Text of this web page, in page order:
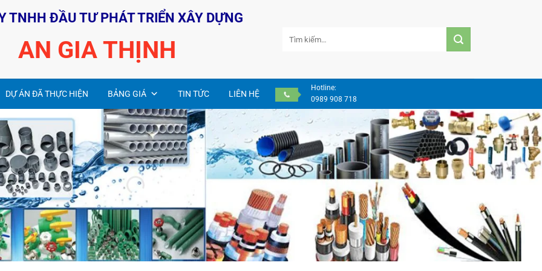
TNHH ĐẦU TƯ PHÁT TRIỂN XÂY DỰNG
AN GIA THỊNH
kiếm:
DỰ ÁN ĐÃ THỰC HIỆN BẢNG GIÁ TIN TỨC LIÊN HỆ
Hotline:
0989 908 718